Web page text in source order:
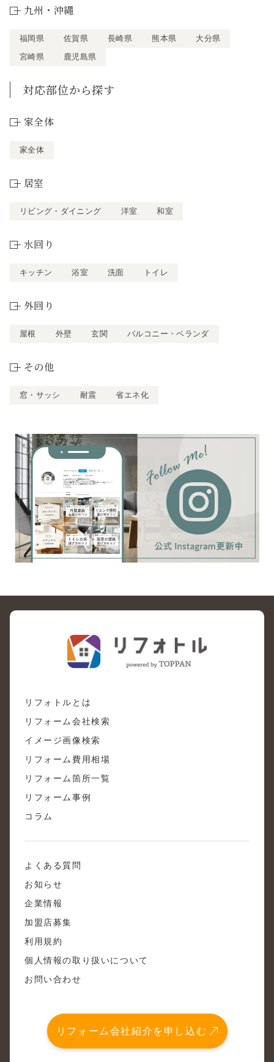
九州・沖縄
福岡県 佐賀県 長崎県 熊本県
大分県
宮崎県
鹿児島県
対応部位から探す
家全体
家全体
居室
リビング・ダイニング 洋室 和室
水回り
キッチン 浴室 洗面 トイレ
外回り
屋根 外壁 玄関 バルコニー・ベランダ
その他
窓・サッシ 耐震 省エネ化
リフォトルとは
リフォーム会社検索
イメージ画像検索
リフォーム費用相場
リフォーム箇所一覧
リフォーム事例
コラム
よくある質問
お知らせ
企業情報
加盟店募集
利用規約
個人情報の取り扱いについて
お問い合わせ
リフォーム会社紹介を申し込む